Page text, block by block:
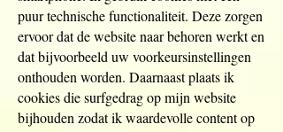
puur technische functionaliteit. Deze zorgen
ervoor dat de website naar behoren werkt en
dat bijvoorbeeld uw voorkeursinstellingen
onthouden worden. Daarnaast plaats ik
cookies die surfgedrag op mijn website
bijhouden zodat ik waardevolle content op